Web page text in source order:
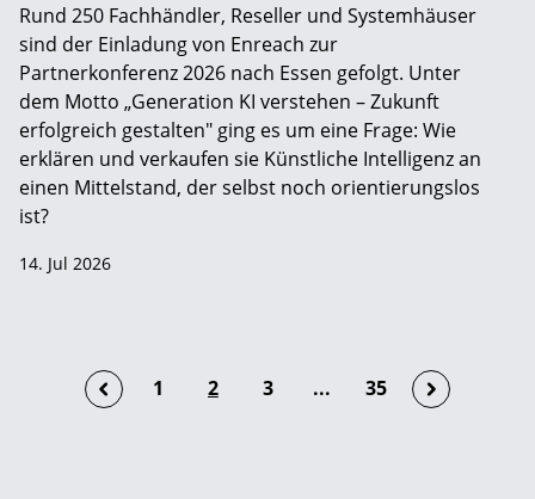
Rund 250 Fachhändler, Reseller und Systemhäuser
sind der Einladung von Enreach zur
Partnerkonferenz 2026 nach Essen gefolgt. Unter
dem Motto „Generation KI verstehen – Zukunft
erfolgreich gestalten" ging es um eine Frage: Wie
erklären und verkaufen sie Künstliche Intelligenz an
einen Mittelstand, der selbst noch orientierungslos
ist?
14. Jul 2026
1 2 3 ... 35